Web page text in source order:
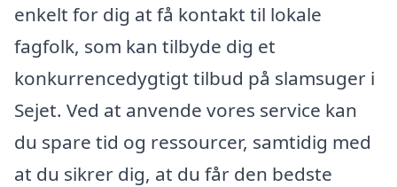
enkelt for dig at få kontakt til lokale
fagfolk, som kan tilbyde dig et
konkurrencedygtigt tilbud på slamsuger i
Sejet. Ved at anvende vores service kan
du spare tid og ressourcer, samtidig med
at du sikrer dig, at du får den bedste